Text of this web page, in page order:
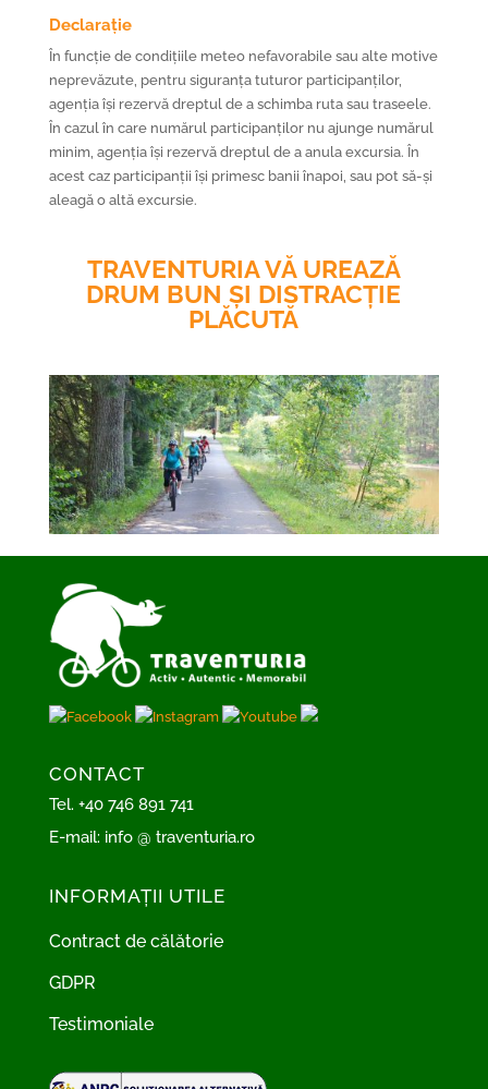
Declarație
În funcție de condițiile meteo nefavorabile sau alte motive
neprevăzute, pentru siguranța tuturor participanților,
agenția își rezervă dreptul de a schimba ruta sau traseele.
În cazul în care numărul participanților nu ajunge numărul
minim, agenția își rezervă dreptul de a anula excursia. În
acest caz participanții își primesc banii înapoi, sau pot să-și
aleagă o altă excursie.
TRAVENTURIA VĂ UREAZĂ
DRUM BUN ȘI DISTRACȚIE
PLĂCUTĂ
CONTACT
Tel. +40 746 891 741
E-mail: info @ traventuria.ro
INFORMAȚII UTILE
Contract de călătorie
GDPR
Testimoniale